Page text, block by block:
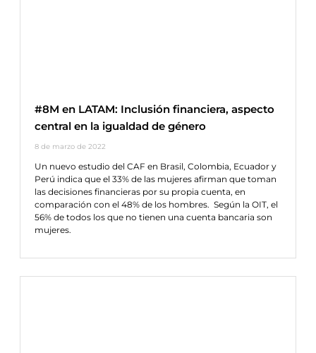
#8M en LATAM: Inclusión financiera, aspecto
central en la igualdad de género
8 de marzo de 2022
Un nuevo estudio del CAF en Brasil, Colombia, Ecuador y
Perú indica que el 33% de las mujeres afirman que toman
las decisiones financieras por su propia cuenta, en
comparación con el 48% de los hombres. Según la OIT, el
56% de todos los que no tienen una cuenta bancaria son
mujeres.